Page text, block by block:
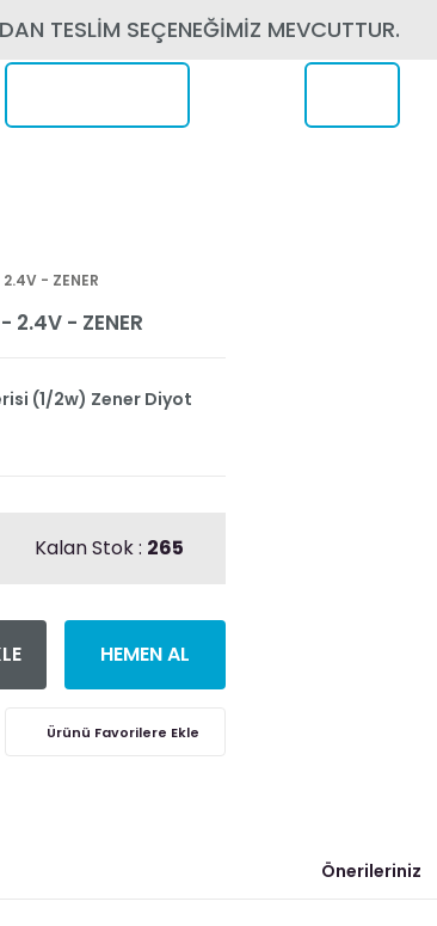
TESLİM SEÇENEĞİMİZ MEVCUTTUR.
- ZENER
- ZENER
(1/2w) Zener Diyot
Kalan Stok : 265
HEMEN AL
Önerileriniz